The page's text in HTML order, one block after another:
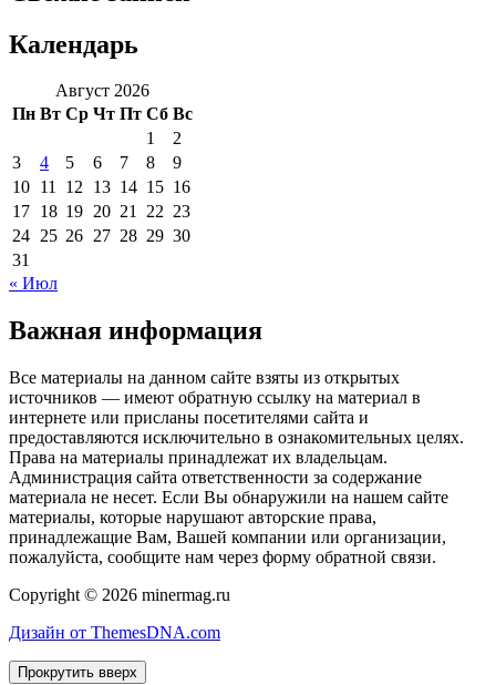
Календарь
Август 2026
Пн Вт Ср Чт Пт Сб Вс
1
2
3
4 5 6 7 8
9
10 11 12 13 14 15 16
17 18 19 20 21 22 23
24 25 26 27 28 29 30
31
« Июл
Важная информация
Все материалы на данном сайте взяты из открытых
источников — имеют обратную ссылку на материал в
интернете или присланы посетителями сайта и
предоставляются исключительно в ознакомительных целях.
Права на материалы принадлежат их владельцам.
Администрация сайта ответственности за содержание
материала не несет. Если Вы обнаружили на нашем сайте
материалы, которые нарушают авторские права,
принадлежащие Вам, Вашей компании или организации,
пожалуйста, сообщите нам через форму обратной связи.
Copyright © 2026 minermag.ru
Дизайн от ThemesDNA.com
Прокрутить вверх